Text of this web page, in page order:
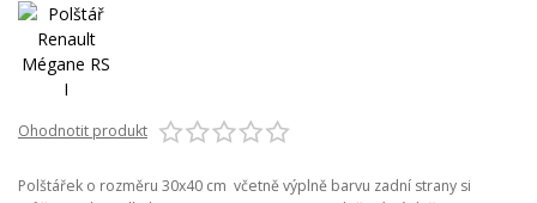
Ohodnotit produkt
Polštářek o rozměru 30x40 cm včetně výplně barvu zadní strany si